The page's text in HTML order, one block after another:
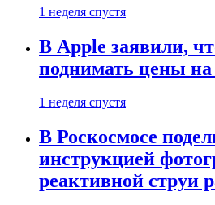
1 неделя спустя
В Apple заявили,
поднимать цены на
1 неделя спустя
В Роскосмосе
инструкцией
реактивной струи